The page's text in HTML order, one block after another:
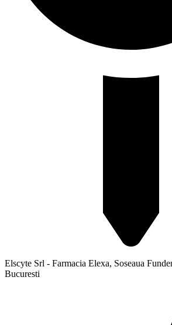
Elscyte Srl - Farmacia Elexa, Soseaua
Bucuresti